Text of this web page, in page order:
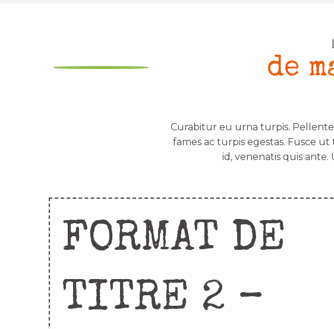
de
Curabitur eu urna turpis.
fames ac turpis egestas. Fusce
id, venenatis quis
FORMAT DE
TITRE 2 –